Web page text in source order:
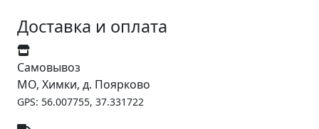
Доставка и оплата
Самовывоз
МО, Химки, д. Поярково
GPS: 56.007755, 37.331722